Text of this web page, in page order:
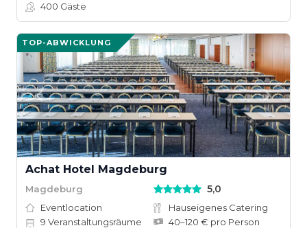
400 Gäste
TOP-ABWICKLUNG
Achat Hotel Magdeburg
Magdeburg 5,0
Eventlocation
Hauseigenes Catering
9 Veranstaltungsräume
40–120 € pro Person